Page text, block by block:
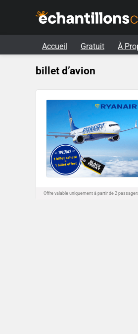
Accueil Gratuit À
billet d’avion
Offre valable uniquement à partir de 2